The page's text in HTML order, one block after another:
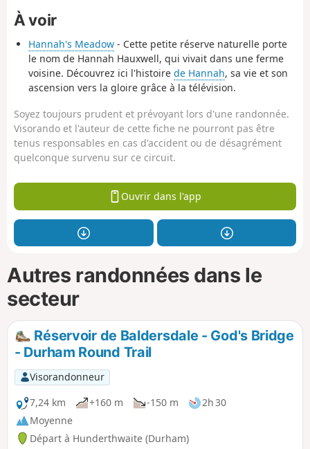
À voir
Hannah's Meadow - Cette petite réserve naturelle porte
le nom de Hannah Hauxwell, qui vivait dans une ferme
voisine. Découvrez ici l'histoire de Hannah, sa vie et son
ascension vers la gloire grâce à la télévision.
Soyez toujours prudent et prévoyant lors d'une randonnée.
Visorando et l'auteur de cette fiche ne pourront pas être
tenus responsables en cas d'accident ou de désagrément
quelconque survenu sur ce circuit.
Ouvrir dans l'app
Autres randonnées dans le
secteur
Réservoir de Baldersdale - God's Bridge
- Durham Round Trail
Visorandonneur
7,24 km
+160 m -150 m
2h 30
Moyenne
Départ à Hunderthwaite (Durham)